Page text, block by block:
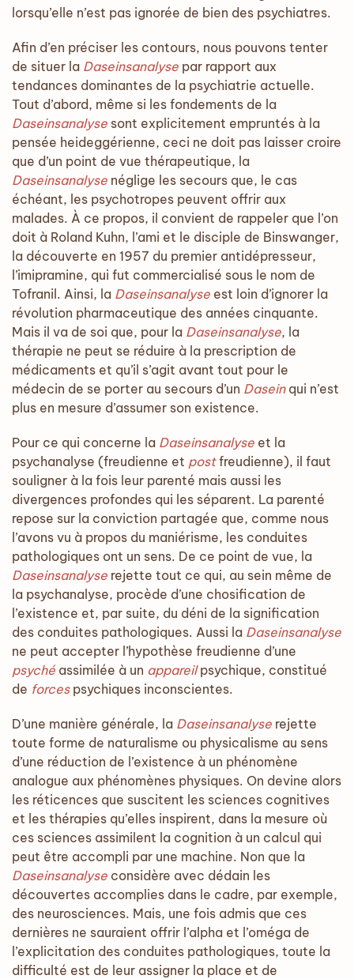
lorsqu’elle n’est pas ignorée de bien des psychiatres.
Afin d’en préciser les contours, nous pouvons tenter
de situer la Daseinsanalyse par rapport aux
tendances dominantes de la psychiatrie actuelle.
Tout d’abord, même si les fondements de la
Daseinsanalyse sont explicitement empruntés à la
pensée heideggérienne, ceci ne doit pas laisser croire
que d’un point de vue thérapeutique, la
Daseinsanalyse néglige les secours que, le cas
échéant, les psychotropes peuvent offrir aux
malades. À ce propos, il convient de rappeler que l’on
doit à Roland Kuhn, l’ami et le disciple de Binswanger,
la découverte en 1957 du premier antidépresseur,
l’imipramine, qui fut commercialisé sous le nom de
Tofranil. Ainsi, la Daseinsanalyse est loin d’ignorer la
révolution pharmaceutique des années cinquante.
Mais il va de soi que, pour la Daseinsanalyse, la
thérapie ne peut se réduire à la prescription de
médicaments et qu’il s’agit avant tout pour le
médecin de se porter au secours d’un Daseinqui n’est
plus en mesure d’assumer son existence.
Pour ce qui concerne la Daseinsanalyse et la
psychanalyse (freudienne et postfreudienne), il faut
souligner à la fois leur parenté mais aussi les
divergences profondes qui les séparent. La parenté
repose sur la conviction partagée que, comme nous
l’avons vu à propos du maniérisme, les conduites
pathologiques ont un sens. De ce point de vue, la
Daseinsanalyse rejette tout ce qui, au sein même de
la psychanalyse, procède d’une chosification de
l’existence et, par suite, du déni de la signification
des conduites pathologiques. Aussi la Daseinsanalyse
ne peut accepter l’hypothèse freudienne d’une
psyché assimilée à un appareilpsychique, constitué
de forcespsychiques inconscientes.
D’une manière générale, la Daseinsanalyse rejette
toute forme de naturalisme ou physicalisme au sens
d’une réduction de l’existence à un phénomène
analogue aux phénomènes physiques. On devine alors
les réticences que suscitent les sciences cognitives
et les thérapies qu’elles inspirent, dans la mesure où
ces sciences assimilent la cognition à un calcul qui
peut être accompli par une machine. Non que la
Daseinsanalyse considère avec dédain les
découvertes accomplies dans le cadre, par exemple,
des neurosciences. Mais, une fois admis que ces
dernières ne sauraient offrir l’alpha et l’oméga de
l’explicitation des conduites pathologiques, toute la
difficulté est de leur assigner la place et de